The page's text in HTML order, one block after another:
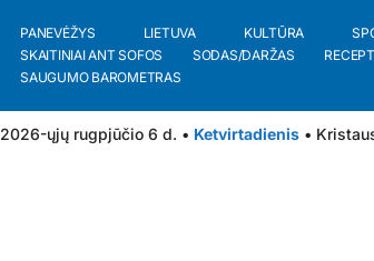
PANEVĖŽYS LIETUVA KULTŪRA
SKAITINIAI ANT SOFOS
SODAS/DARŽAS
SAUGUMO BAROMETRAS
2026-ųjų rugpjūčio 6 d. • Ketvirtadienis •